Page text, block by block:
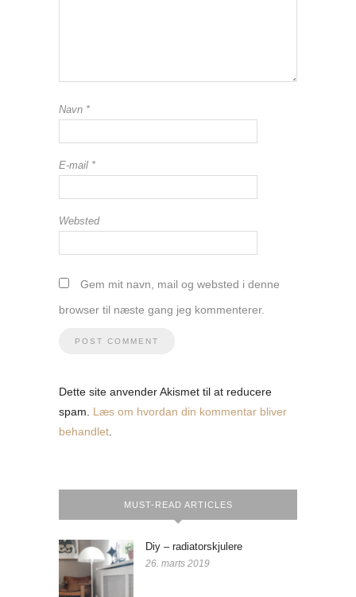
Navn *
E-mail *
Websted
Gem mit navn, mail og websted i denne
browser til næste gang jeg kommenterer.
Dette site anvender Akismet til at reducere
spam. Læs om hvordan din kommentar bliver
behandlet
MUST-READ ARTICLES
Diy – radiatorskjulere
26. marts 2019